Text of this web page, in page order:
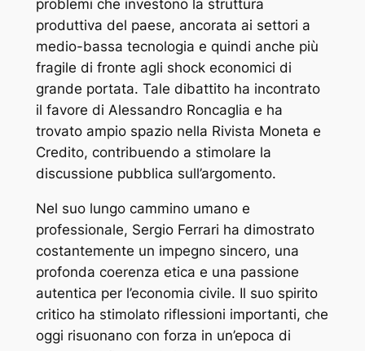
problemi che investono la struttura
produttiva del paese, ancorata ai settori a
medio-bassa tecnologia e quindi anche più
fragile di fronte agli shock economici di
grande portata. Tale dibattito ha incontrato
il favore di Alessandro Roncaglia e ha
trovato ampio spazio nella Rivista Moneta e
Credito, contribuendo a stimolare la
discussione pubblica sull’argomento.
Nel suo lungo cammino umano e
professionale, Sergio Ferrari ha dimostrato
costantemente un impegno sincero, una
profonda coerenza etica e una passione
autentica per l’economia civile. Il suo spirito
critico ha stimolato riflessioni importanti, che
oggi risuonano con forza in un’epoca di